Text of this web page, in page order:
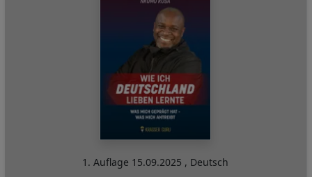
1. Auflage 15.09.2025 , Deutsch